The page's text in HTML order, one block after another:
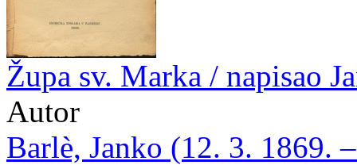
Župa sv. Marka / napisao
Autor
Barlè, Janko (12. 3. 1869.